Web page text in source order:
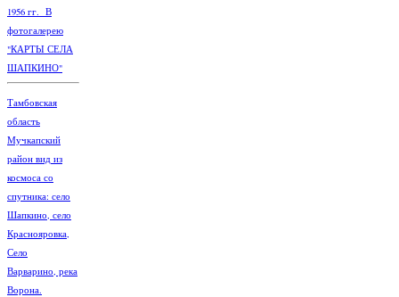
1956 гг. В
фотогалерею
"КАРТЫ СЕЛА
ШАПКИНО"
Тамбовская
область
Мучкапский
район вид из
космоса со
спутника: село
Шапкино, село
Краснояровка,
Село
Варварино, река
Ворона.